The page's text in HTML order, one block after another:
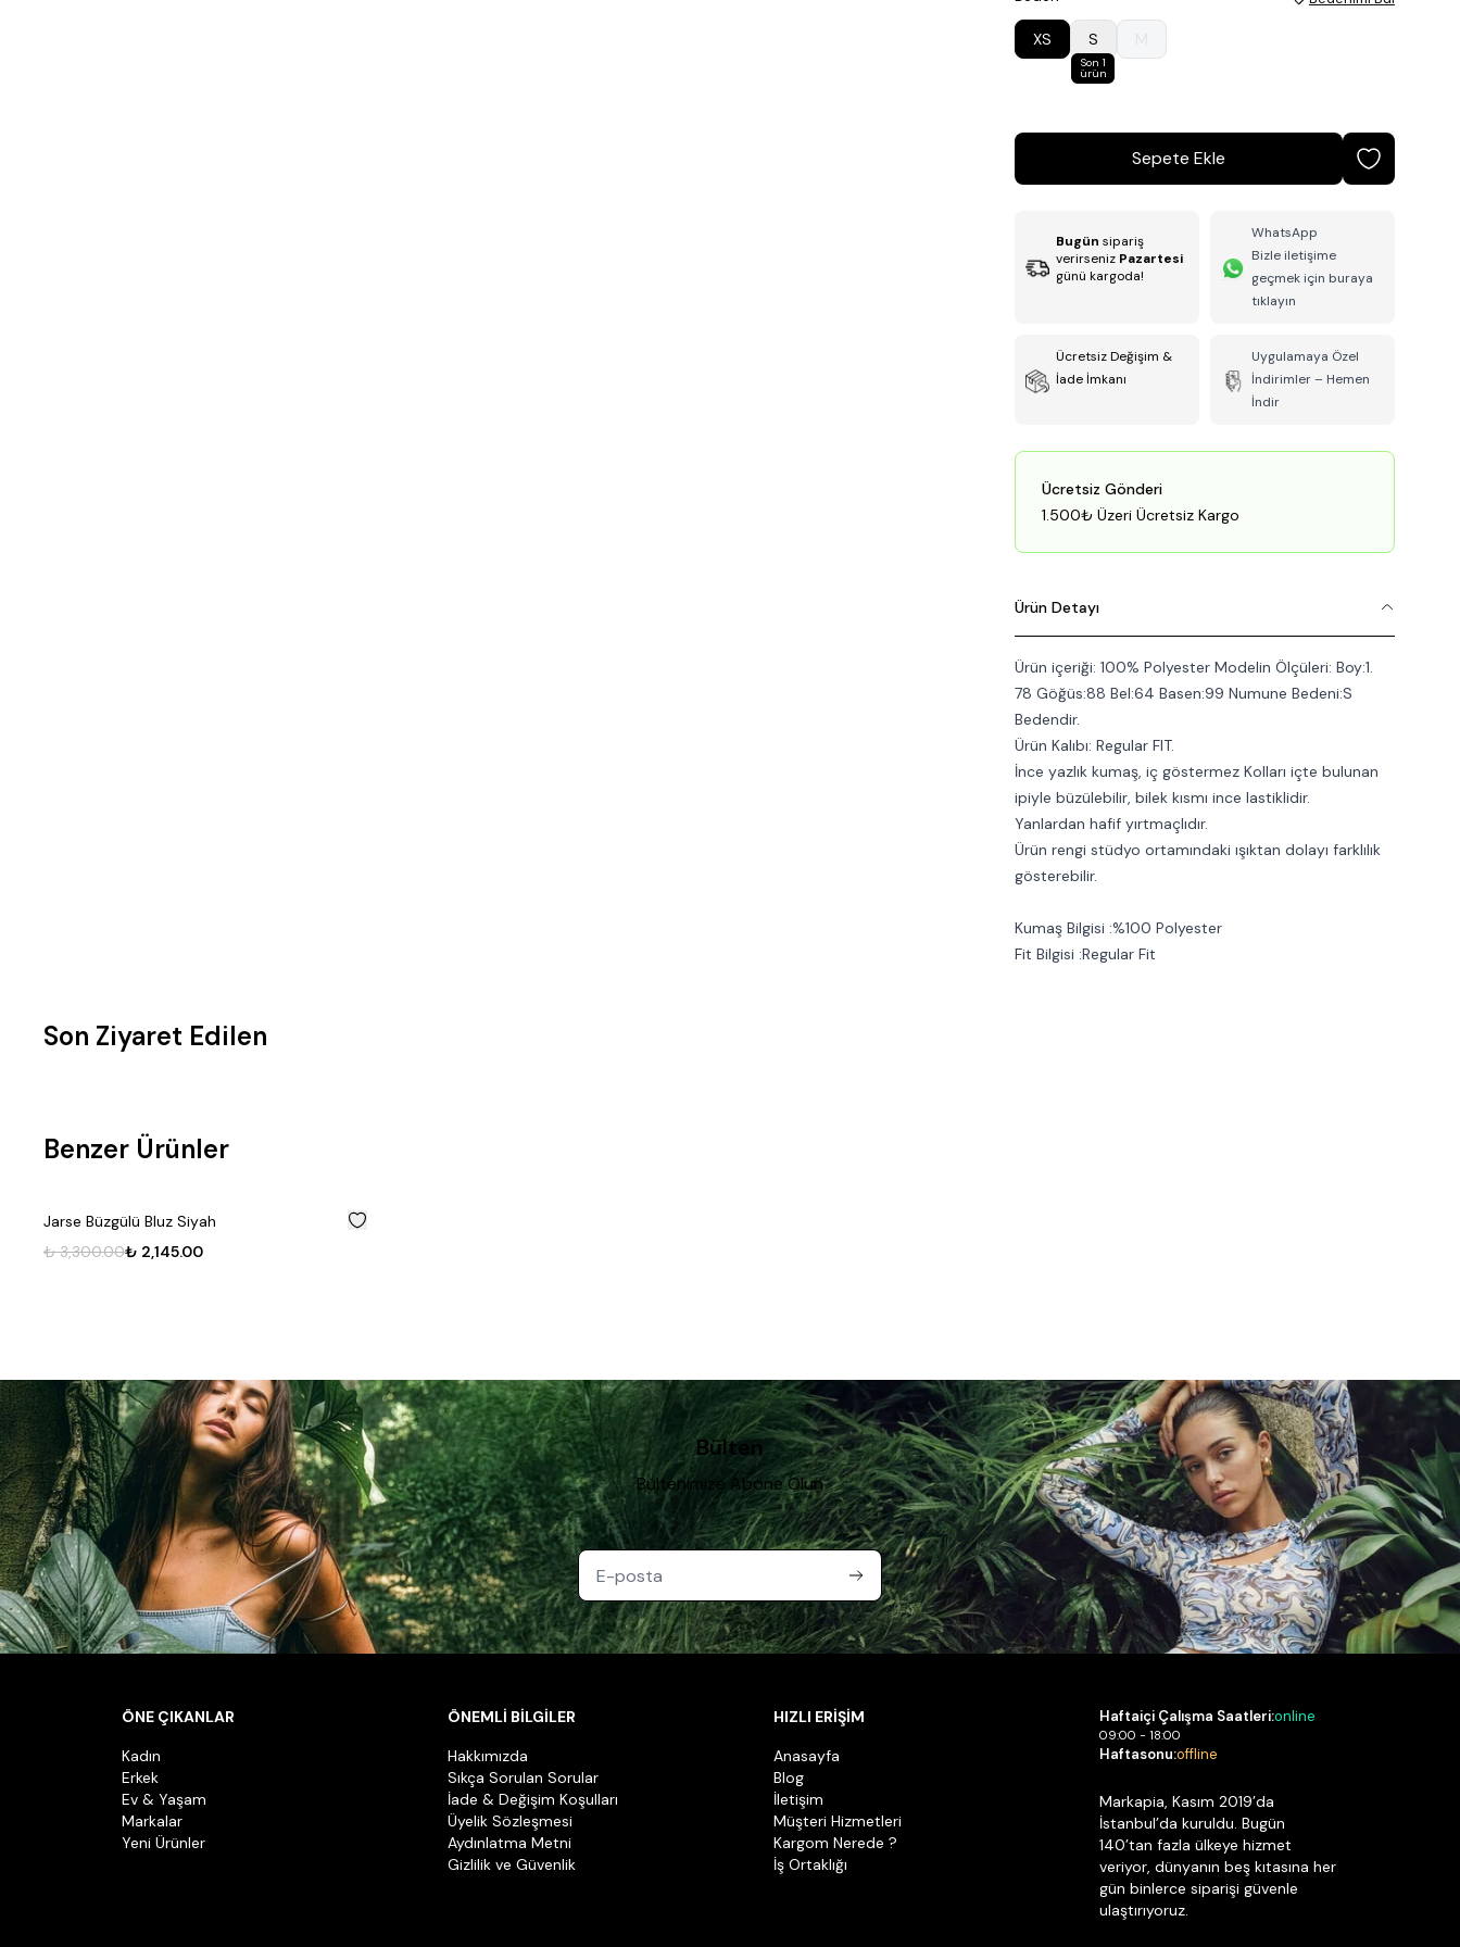
XS S
Son 1
ürün
Sepete Ekle
Bugün sipariş
verirseniz Pazartesi
günü kargoda!
WhatsApp
Bizle iletişime
geçmek için buraya
tıklayın
Ücretsiz Değişim &
İade İmkanı
Uygulamaya Özel
İndirimler – Hemen
İndir
Ücretsiz Gönderi
1.500₺ Üzeri Ücretsiz Kargo
Ürün Detayı
Ürün içeriği: 100% Polyester Modelin Ölçüleri: Boy:1.
78 Göğüs:88 Bel:64 Basen:99 Numune Bedeni:S
Bedendir.
Ürün Kalıbı: Regular FIT.
İnce yazlık kumaş, iç göstermez Kolları içte bulunan
ipiyle büzülebilir, bilek kısmı ince lastiklidir.
Yanlardan hafif yırtmaçlıdır.
Ürün rengi stüdyo ortamındaki ışıktan dolayı farklılık
gösterebilir.
Kumaş Bilgisi :%100 Polyester
Fit Bilgisi :Regular Fit
Son Ziyaret Edilen
Benzer Ürünler
Ürünü
35
Jarse Büzgülü Bluz Siyah
₺ 3,300.00₺ 2,145.00
Bülten
Bültenimize Abone Olun
ÖNE ÇIKANLAR
Kadın
Erkek
Ev & Yaşam
Markalar
Yeni Ürünler
ÖNEMLİ BİLGİLER
Hakkımızda
Sıkça Sorulan Sorular
İade & Değişim Koşulları
Üyelik Sözleşmesi
Aydınlatma Metni
Gizlilik ve Güvenlik
HIZLI ERİŞİM
Anasayfa
Blog
İletişim
Müşteri Hizmetleri
Kargom Nerede ?
İş Ortaklığı
Haftaiçi Çalışma Saatleri:online
09:00 - 18:00
Haftasonu:offline
Markapia, Kasım 2019’da
İstanbul’da kuruldu. Bugün
140’tan fazla ülkeye hizmet
veriyor, dünyanın beş kıtasına her
gün binlerce siparişi güvenle
ulaştırıyoruz.